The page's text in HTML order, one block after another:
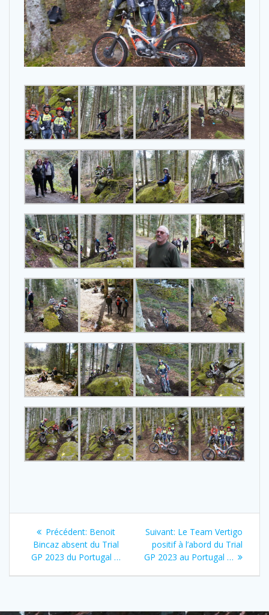
Précédent: Benoit
Bincaz absent du Trial
GP 2023 du Portugal …
Suivant: Le Team Vertigo
positif à l’abord du Trial
GP 2023 au Portugal …